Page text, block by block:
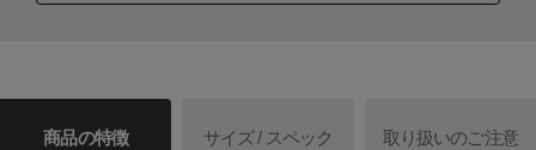
商品の特徴 サイズ / スペック 取り扱いのご注意